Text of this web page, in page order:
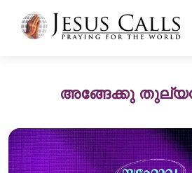
അങ്ങേക്കു